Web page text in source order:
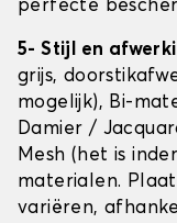
perfecte
5- Stijl en
grijs,
mogelijk), Bi-
Damier /
Mesh (het is
materialen.
variëren,